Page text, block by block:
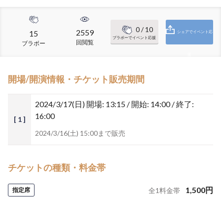
15
ブラボー
2559
回閲覧
0/ 10
ブラボーでイベント応援
シェアでイベント応
開場/開演情報・チケット販売期間
[ 1 ]
2024/3/17(日) 開場: 13:15 / 開始: 14:00 / 終了:
16:00
2024/3/16(土) 15:00まで販売
チケットの種類・料金帯
指定席 全1料金帯 1,500円